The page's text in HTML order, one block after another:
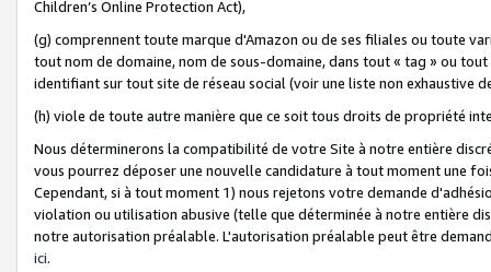
Children’s Online Protection Act),
(g) comprennent toute marque d'Amazon ou de ses filiales ou toute
tout nom de domaine, nom de sous-domaine, dans tout « tag » ou
identifiant sur tout site de réseau social (voir une liste non exhaustive
(h) viole de toute autre manière que ce soit tous droits de propriété
Nous déterminerons la compatibilité de votre Site à notre entière
vous pourrez déposer une nouvelle candidature à tout moment une
Cependant, si à tout moment 1) nous rejetons votre demande
violation ou utilisation abusive (telle que déterminée à notre entière
notre autorisation préalable. L'autorisation préalable peut être
ici.